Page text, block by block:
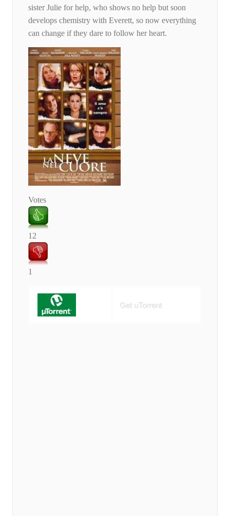
sister Julie for help, who shows no help but soon
develops chemistry with Everett, so now everything
can change if they dare to follow her heart.
Votes
12
1
Get uTorrent